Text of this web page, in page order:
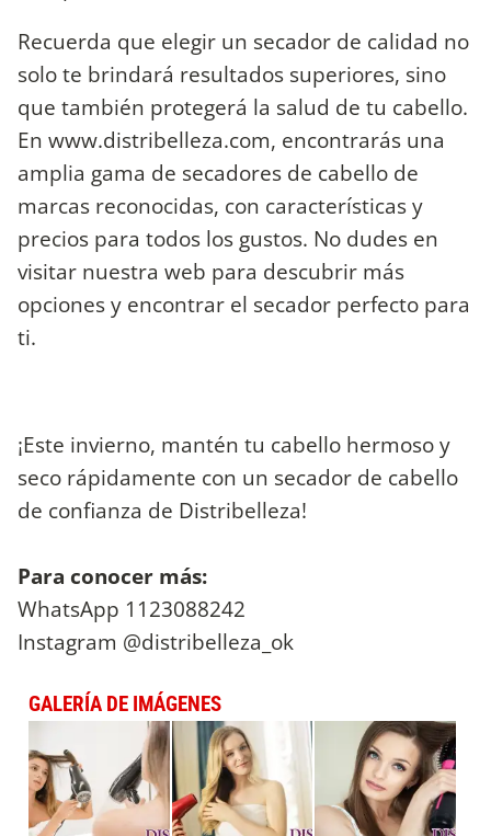
Recuerda que elegir un secador de calidad no
solo te brindará resultados superiores, sino
que también protegerá la salud de tu cabello.
En www.distribelleza.com, encontrarás una
amplia gama de secadores de cabello de
marcas reconocidas, con características y
precios para todos los gustos. No dudes en
visitar nuestra web para descubrir más
opciones y encontrar el secador perfecto para
ti.
¡Este invierno, mantén tu cabello hermoso y
seco rápidamente con un secador de cabello
de confianza de Distribelleza!
Para conocer más:
WhatsApp 1123088242
Instagram @distribelleza_ok
GALERÍA DE IMÁGENES